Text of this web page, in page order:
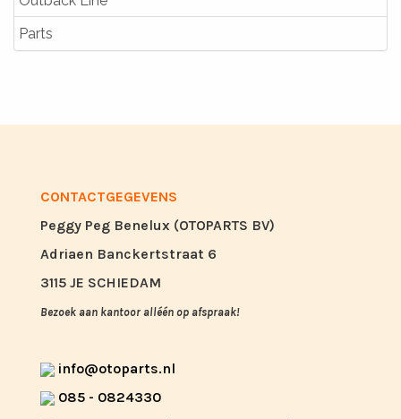
Parts
CONTACTGEGEVENS
Peggy Peg Benelux (OTOPARTS BV)
Adriaen Banckertstraat 6
3115 JE SCHIEDAM
Bezoek aan kantoor alléén op afspraak!
info@otoparts.nl
085 - 0824330